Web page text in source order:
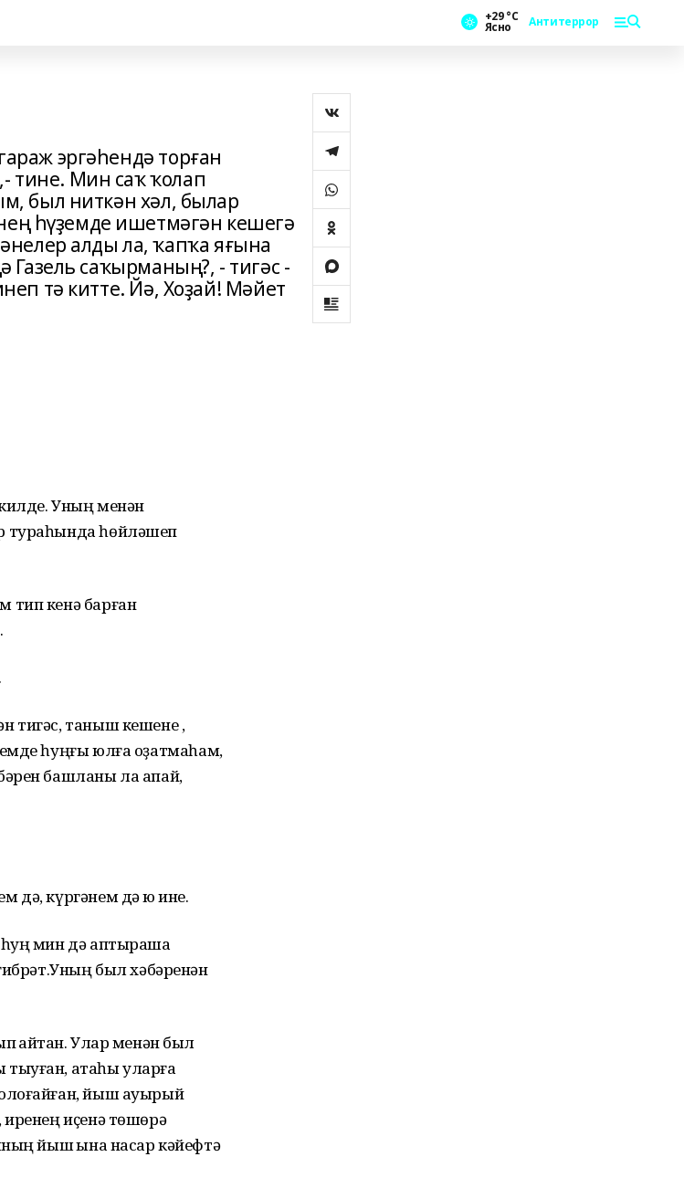
+29 °С
Ясно Антитеррор
эргәһендә торған
тине. Мин саҡ ҡолап
был ниткән хәл, былар
һүҙемде ишетмәгән кешегә
алды ла, ҡапҡа яғына
саҡырманың?, - тигәс -
тә китте. Йә, Хоҙай! Мәйет
Уның менән
тураһында һөйләшеп
тип кенә барған
тигәс, таныш кешене ,
һуңғы юлға оҙатмаһам,
башланы ла апай,
дә, күргәнем дә юҡ ине.
мин дә аптырашҡа
был хәбәренән
ҡайтҡан. Улар менән был
атаһы уларға
йыш ауырый
иренең иҫенә төшөрә
йыш ҡына насар кәйефтә